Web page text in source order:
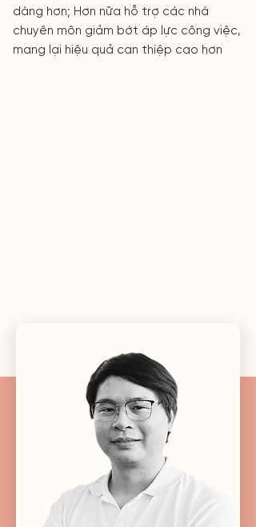
dàng hơn; Hơn nữa hỗ trợ các nhà
chuyên môn giảm bớt áp lực công việc,
mang lại hiệu quả can thiệp cao hơn